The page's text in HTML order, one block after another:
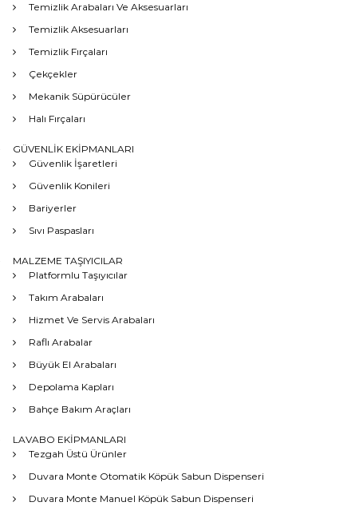
Temizlik Arabaları Ve Aksesuarları
Temizlik Aksesuarları
Temizlik Fırçaları
Çekçekler
Mekanik Süpürücüler
Halı Fırçaları
GÜVENLİK EKİPMANLARI
Güvenlik İşaretleri
Güvenlik Konileri
Bariyerler
Sıvı Paspasları
MALZEME TAŞIYICILAR
Platformlu Taşıyıcılar
Takım Arabaları
Hizmet Ve Servis Arabaları
Raflı Arabalar
Büyük El Arabaları
Depolama Kapları
Bahçe Bakım Araçları
LAVABO EKİPMANLARI
Tezgah Üstü Ürünler
Duvara Monte Otomatik Köpük Sabun Dispenseri
Duvara Monte Manuel Köpük Sabun Dispenseri